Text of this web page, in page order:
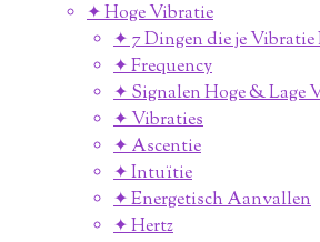
✦ Hoge Vibratie
✦ 7 Dingen die je Vibratie
✦ Frequency
✦ Signalen Hoge & Lage
✦ Vibraties
✦ Ascentie
✦ Intuïtie
✦ Energetisch Aanvallen
✦ Hertz